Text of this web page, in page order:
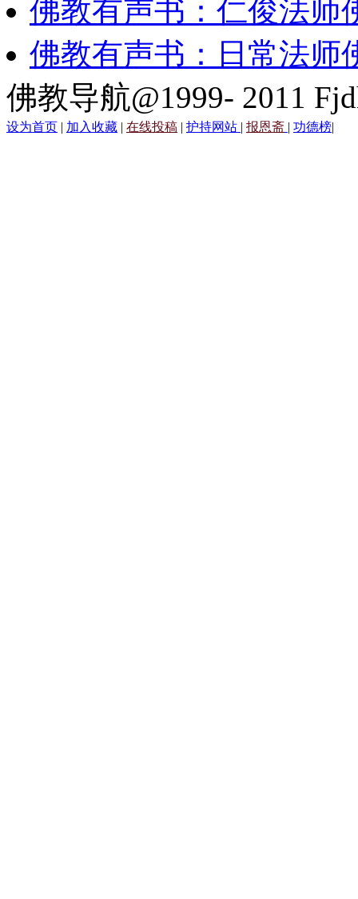
佛教有声书：仁俊法师
佛教有声书：日常法师
佛教导航@1999- 2011
设为首页 | 加入收藏 | 在线投稿 | 护持网站 | 报恩斋 | 功德榜|